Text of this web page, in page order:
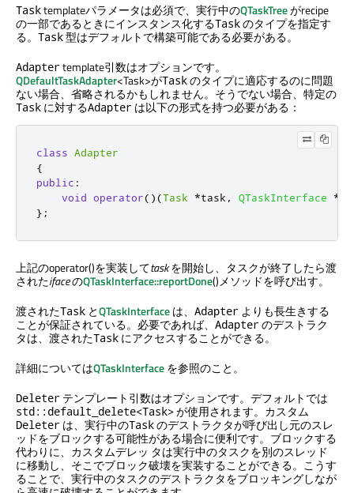
Tasktemplateパラメータは必須で、実行中のQTaskTreeがrecipe
の一部であるときにインスタンス化するTaskのタイプを指定す
る。 Task型はデフォルトで構築可能である必要がある。
Adaptertemplate引数はオプションです。
QDefaultTaskAdapter<Task>がTaskのタイプに適応するのに問題
ない場合、省略されるかもしれません。そうでない場合、特定の
Task に対するAdapter は以下の形式を持つ必要がある：
class Adapter
{
public :
void operator()(Task *task , QTaskInterface *
};
上記のoperator()を実装してtaskを開始し、タスクが終了したら渡
されたifaceのQTaskInterface::reportDone()メソッドを呼び出す。
渡されたTask とQTaskInterfaceは、 Adapter よりも長生きする
ことが保証されている。必要であれば、 Adapterのデストラク
タは、渡されたTask にアクセスすることができる。
詳細についてはQTaskInterfaceを参照のこと。
Deleter テンプレート引数はオプションです。デフォルトでは
std::default_delete<Task>が使用されます。カスタム
Deleter は、実行中のTaskのデストラクタが呼び出し元のスレ
ッドをブロックする可能性がある場合に便利です。ブロックする
代わりに、カスタムデレッ タは実行中のタスクを別のスレッド
に移動し、そこでブロック破壊を実装することができる。こうす
ることで、実行中のタスクのデストラクタをブロッキングしなが